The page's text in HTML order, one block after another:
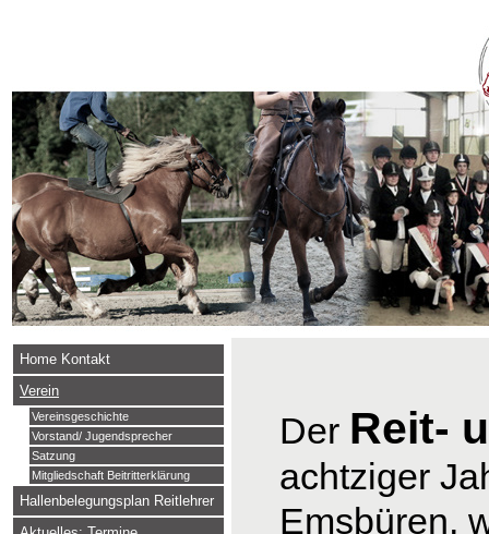
Home Kontakt
Verein
Vereinsgeschichte
Vorstand/ Jugendsprecher
Satzung
Mitgliedschaft Beitritterklärung
Hallenbelegungsplan Reitlehrer
Der Reit-
achtziger
Emsbüren,